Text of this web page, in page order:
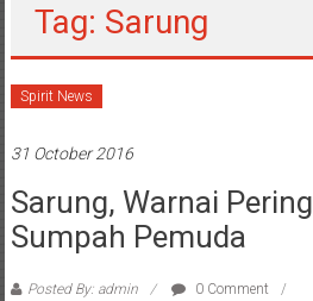
Tag: Sarung
Spirit News
31 October 2016
Sarung, Warnai
Sumpah Pemuda
Posted By: admin
0 Comment